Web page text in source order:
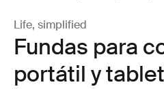
Life, simplified
Fundas para
portátil y